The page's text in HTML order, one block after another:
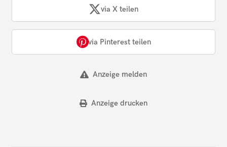
via X teilen
via Pinterest teilen
Anzeige melden
Anzeige drucken